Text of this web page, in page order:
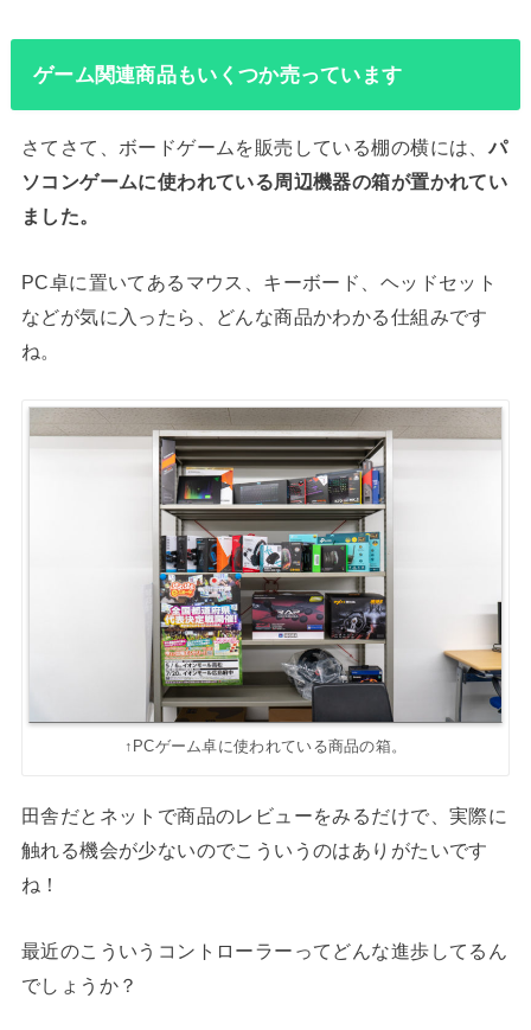
ゲーム関連商品もいくつか売っています
さてさて、ボードゲームを販売している棚の横には、 パ
ソコンゲームに使われている周辺機器の箱が置かれてい
ました。
PC卓に置いてあるマウス、キーボード、ヘッドセット
などが気に入ったら、どんな商品かわかる仕組みです
ね。
↑PCゲーム卓に使われている商品の箱。
田舎だとネットで商品のレビューをみるだけで、実際に
触れる機会が少ないのでこういうのはありがたいです
ね！
最近のこういうコントローラーってどんな進歩してるん
でしょうか？